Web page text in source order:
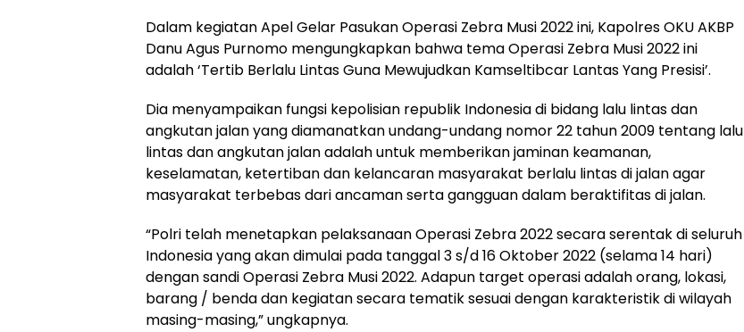
Dalam kegiatan Apel Gelar Pasukan Operasi Zebra Musi 2022 ini, Kapolres OKU AKBP
Danu Agus Purnomo mengungkapkan bahwa tema Operasi Zebra Musi 2022 ini
adalah ‘Tertib Berlalu Lintas Guna Mewujudkan Kamseltibcar Lantas Yang Presisi’.
Dia menyampaikan fungsi kepolisian republik Indonesia di bidang lalu lintas dan
angkutan jalan yang diamanatkan undang-undang nomor 22 tahun 2009 tentang lalu
lintas dan angkutan jalan adalah untuk memberikan jaminan keamanan,
keselamatan, ketertiban dan kelancaran masyarakat berlalu lintas di jalan agar
masyarakat terbebas dari ancaman serta gangguan dalam beraktifitas di jalan.
“Polri telah menetapkan pelaksanaan Operasi Zebra 2022 secara serentak di seluruh
Indonesia yang akan dimulai pada tanggal 3 s/d 16 Oktober 2022 (selama 14 hari)
dengan sandi Operasi Zebra Musi 2022. Adapun target operasi adalah orang, lokasi,
barang / benda dan kegiatan secara tematik sesuai dengan karakteristik di wilayah
masing-masing,” ungkapnya.